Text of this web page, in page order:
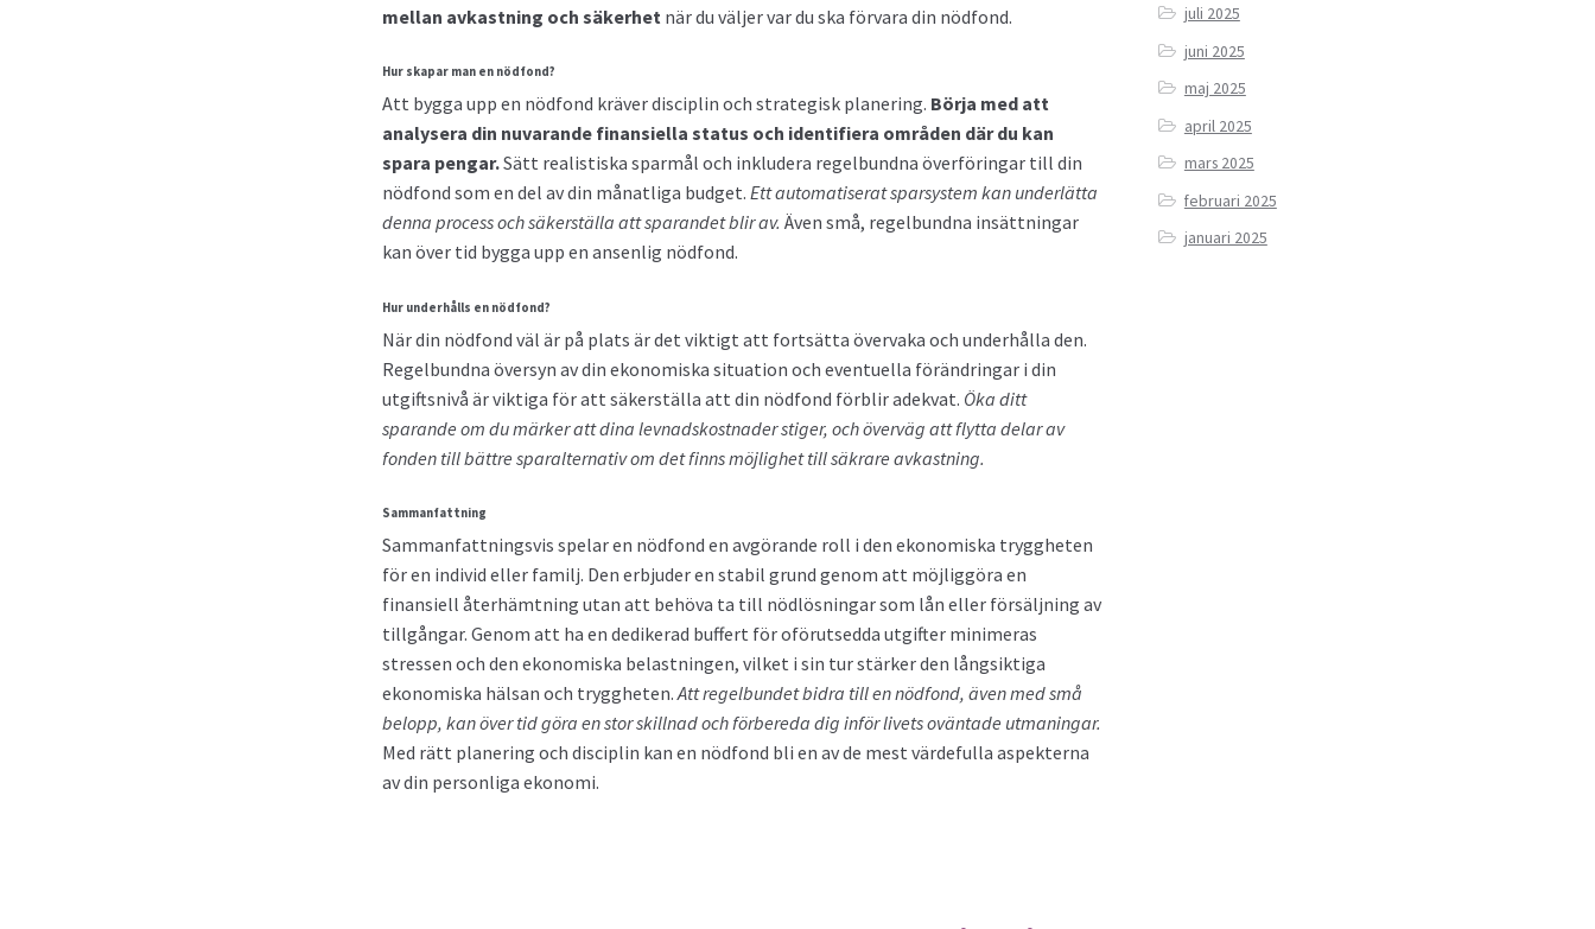
mellan avkastning och säkerhet när du väljer var du ska förvara din nödfond.
Hur skapar man en nödfond?
Att bygga upp en nödfond kräver disciplin och strategisk planering. Börja med att
analysera din nuvarande finansiella status och identifiera områden där du kan
spara pengar.Sätt realistiska sparmål och inkludera regelbundna överföringar till din
nödfond som en del av din månatliga budget. Ett automatiserat sparsystem kan underlätta
denna process och säkerställa att sparandet blir av. Även små, regelbundna insättningar
kan över tid bygga upp en ansenlig nödfond.
Hur underhålls en nödfond?
När din nödfond väl är på plats är det viktigt att fortsätta övervaka och underhålla den.
Regelbundna översyn av din ekonomiska situation och eventuella förändringar i din
utgiftsnivå är viktiga för att säkerställa att din nödfond förblir adekvat. Öka ditt
sparande om du märker att dina levnadskostnader stiger, och överväg att flytta delar av
fonden till bättre sparalternativ om det finns möjlighet till säkrare avkastning.
Sammanfattning
Sammanfattningsvis spelar en nödfond en avgörande roll i den ekonomiska tryggheten
för en individ eller familj. Den erbjuder en stabil grund genom att möjliggöra en
finansiell återhämtning utan att behöva ta till nödlösningar som lån eller försäljning av
tillgångar. Genom att ha en dedikerad buffert för oförutsedda utgifter minimeras
stressen och den ekonomiska belastningen, vilket i sin tur stärker den långsiktiga
ekonomiska hälsan och tryggheten.Att regelbundet bidra till en nödfond, även med små
belopp, kan över tid göra en stor skillnad och förbereda dig inför livets oväntade utmaningar.
Med rätt planering och disciplin kan en nödfond bli en av de mest värdefulla aspekterna
av din personliga ekonomi.
juli 2025
juni 2025
maj 2025
april 2025
mars 2025
februari 2025
januari 2025